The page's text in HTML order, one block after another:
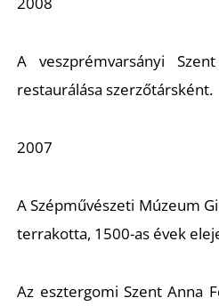
A veszprémvarsányi
restaurálása szerzőtársként.
2007
A Szépművészeti Múzeum
terrakotta, 1500-as évek
Az esztergomi Szent Anna